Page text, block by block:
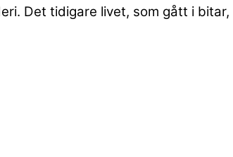
Det tidigare livet, som gått i